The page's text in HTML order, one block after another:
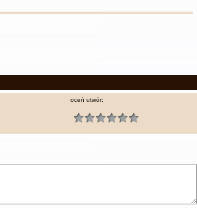
oceń utwór: